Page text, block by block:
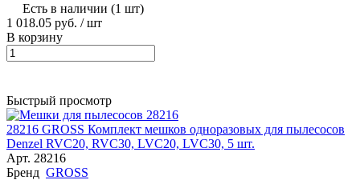
Есть в наличии (1 шт)
1 018.05 руб. / шт
В корзину
Быстрый просмотр
28216 GROSS Комплект мешков одноразовых для пылесосов
Denzel RVC20, RVC30, LVC20, LVC30, 5 шт.
Арт. 28216
Бренд GROSS